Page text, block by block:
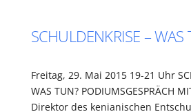
SCHULDENKRISE – WAS
Freitag, 29. Mai 2015 19-21 Uhr
WAS TUN? PODIUMSGESPRÄCH
Direktor des kenianischen